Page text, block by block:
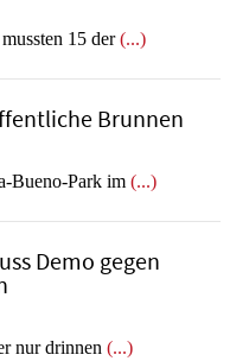
15 der(...)
Brunnen
Bueno-Park im (...)
Demo gegen
nur drinnen (...)